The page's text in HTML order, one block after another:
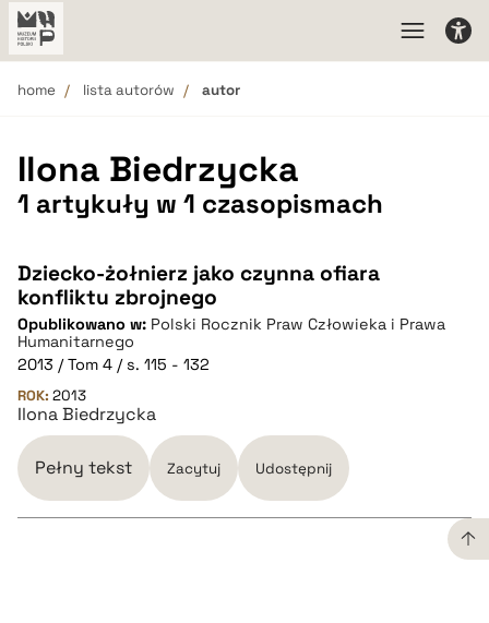
home lista autorów autor
Ilona Biedrzycka
1 artykuły w 1 czasopismach
Dziecko-żołnierz jako czynna ofiara
konfliktu zbrojnego
Opublikowano w: Polski Rocznik Praw Człowieka i Prawa
Humanitarnego
2013 / Tom 4 / s. 115 - 132
ROK: 2013
Ilona Biedrzycka
Pełny tekst Zacytuj Udostępnij